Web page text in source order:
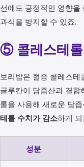
선에도 긍정적인 영향을
과식을 방지할 수 있죠.
⑤ 콜레스테
보리밥은 혈중 콜레스
글루칸이 담즙산과 결합
롤을 사용해 새로운 담
테롤 수치가 감소하게
성분